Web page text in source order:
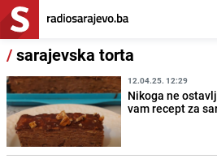
/sarajevska torta
12.04.25. 12:29
Nikoga ne
vam recept za